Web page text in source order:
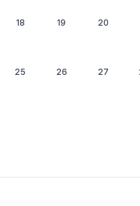
18 19 20
25 26 27